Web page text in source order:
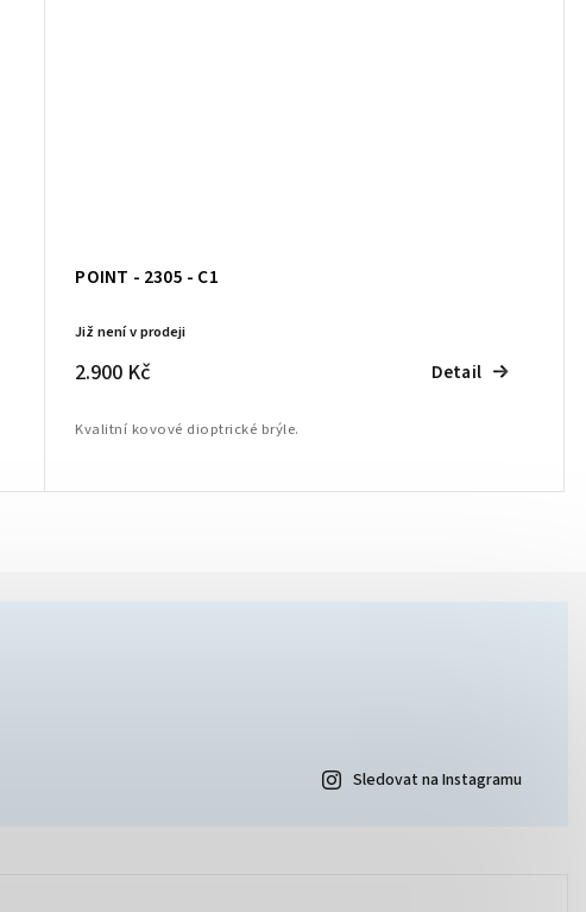
POINT - 2305 - C1
Již není v prodeji
2.900 Kč Detail
Sledovat na Instagramu